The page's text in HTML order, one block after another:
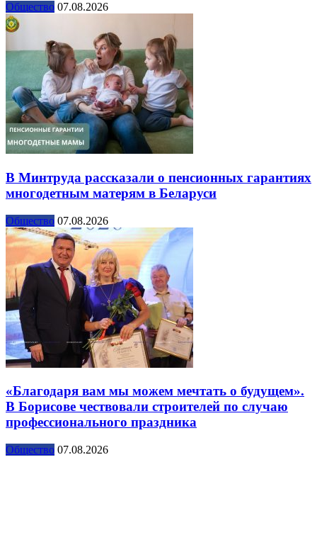
Общество 07.08.2026
В Минтруда рассказали о пенсионных гарантиях
многодетным матерям в Беларуси
Общество 07.08.2026
«Благодаря вам мы можем мечтать о будущем».
В Борисове чествовали строителей по случаю
профессионального праздника
Общество 07.08.2026